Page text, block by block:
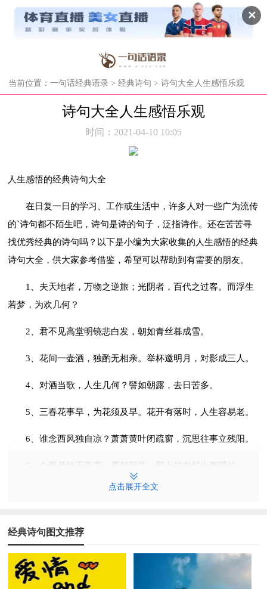
✕
当前位置： 一句话经典语录 > 经典诗句 > 诗句大全人生感悟乐观
诗句大全人生感悟乐观
时间：2021-04-10 10:05
人生感悟的经典诗句大全
在日复一日的学习、工作或生活中，许多人对一些广为流传
的`诗句都不陌生吧，诗句是诗的句子，泛指诗作。还在苦苦寻
找优秀经典的诗句吗？以下是小编为大家收集的人生感悟的经典
诗句大全，供大家参考借鉴，希望可以帮助到有需要的朋友。
1、夫天地者，万物之逆旅；光阴者，百代之过客。而浮生
若梦，为欢几何？
2、君不见高堂明镜悲白发，朝如青丝暮成雪。
3、花间一壶酒，独酌无相亲。举杯邀明月，对影成三人。
4、对酒当歌，人生几何？譬如朝露，去日苦多。
5、三春花事早，为花须及早。花开有落时，人生容易老。
6、谁念西风独自凉？萧萧黄叶闭疏窗，沉思往事立残阳。
7、众里寻她千百度，蓦然回首，那人却在灯火阑珊处。
8、曾经沧海难为水，除却巫山不是云。
10、人生若只如初见，何事西风悲化扇。
11、软风吹过窗纱，心期便隔天涯。
点击展开全文
经典诗句图文推荐